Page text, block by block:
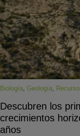
Biología, Geología,
Descubren los
crecimientos
años